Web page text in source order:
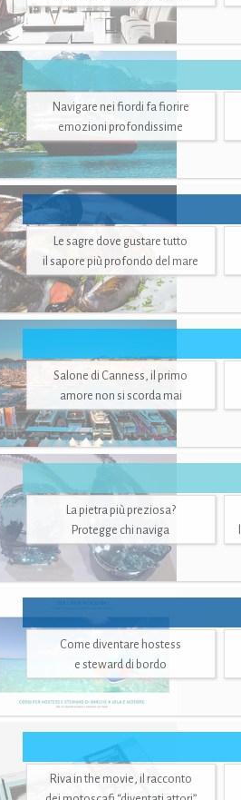
Navigare nei fiordi fa fiorire
emozioni profondissime
Le sagre dove gustare tutto
il sapore più profondo del mare
Salone di Canness, il primo
amore non si scorda mai
La pietra più preziosa?
Protegge chi naviga
Come diventare hostess
e steward di bordo
Riva in the movie, il racconto